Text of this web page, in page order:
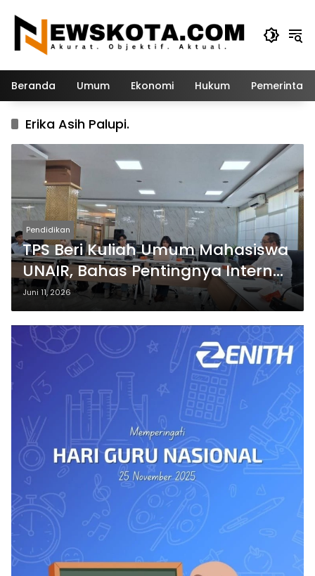
konten
Beranda Umum Ekonomi Hukum
Erika Asih Palupi.
Pendidikan
TPS Beri Kuliah Umum Mahasiswa
UNAIR, Bahas Pentingnya Internal
Control dalam Laporan
Keuangan
Juni 11, 2026